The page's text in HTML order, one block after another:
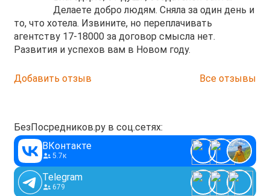
Делаете добро людям. Сняла за один день и
то, что хотела. Извините, но переплачивать
агентству 17-18000 за договор смысла нет.
Развития и успехов вам в Новом году.
Добавить отзыв Все отзывы
БезПосредников.ру в соц.сетях:
ВКонтакте
5.7к
Telegram
679